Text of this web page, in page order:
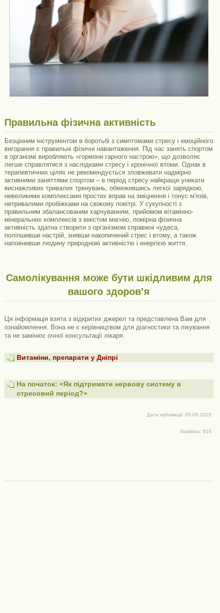
Правильна фізична активність
Безцінним інструментом в боротьбі з симптомами стресу і емоційного
вигорання є правильні фізичні навантаження. Під час занять спортом
в організмі виробляють «гормони гарного настрою», що дозволяє
легше справлятися з наслідками стресу і хронічної втоми. Однак в
терапевтичних цілях не рекомендується зловживати надмірно
активними заняттями спортом – в період стресу найкраще уникати
виснажливих тривалих тренувань, обмежившись легкої зарядкою,
невеликими комплексами простих вправ на зміцнення і тонус м'язів,
нетривалими пробіжками на свіжому повітрі. У сукупності з
правильним збалансованим харчуванням, прийомом вітамінно-
мінеральних комплексів з вмістом магнію, помірна фізична
активність здатна створити з організмом справжні чудеса,
поліпшивши настрій, знявши накопичений стрес і втому, а також
наповнивши людину природною активністю і енергією життя.
Самолікування може бути шкідливим для
вашого здоров’я
Ця інформація взята з відкритих джерел та представлена ​​Вам для
ознайомлення. Вона не є керівництвом для діагностики та лікування
та не замінює очної консультації лікаря.
Витаміни, препарати у Дніпрі
На початок: «Як підтримати нервову систему в
стресовий період?»
Дата публікації: 05.05.2023
Statistics: 816